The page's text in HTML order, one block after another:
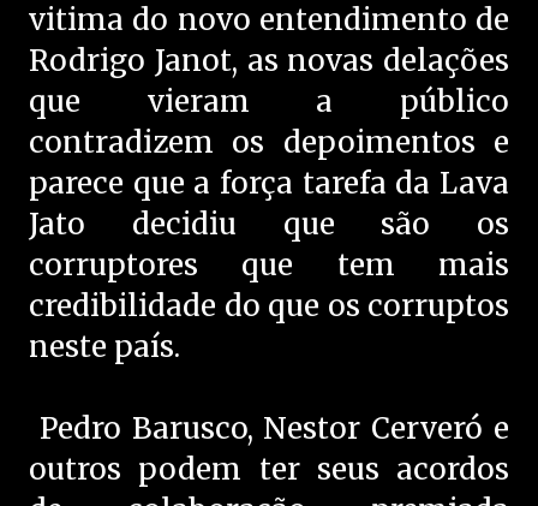
vitima do novo entendimento de
Rodrigo Janot, as novas delações
que vieram a público
contradizem os depoimentos e
parece que a força tarefa da Lava
Jato decidiu que são os
corruptores que tem mais
credibilidade do que os corruptos
neste país.
Pedro Barusco, Nestor Cerveró e
outros podem ter seus acordos